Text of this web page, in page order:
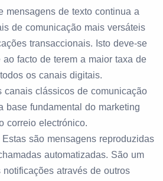
mensagens de texto continua a
de comunicação mais versáteis
transaccionais. Isto deve-se
ao facto de terem a maior taxa de
os canais digitais.
canais clássicos de comunicação
base fundamental do marketing
correio electrónico.
Estas são mensagens reproduzidas
automatizadas. São um
notificações através de outros